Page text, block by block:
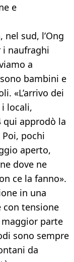
e
sud, l’Ong
i naufraghi
a
bambini e
«L’arrivo dei
locali,
qui approdò la
pochi
aperto,
dove ne
ce la fanno».
in una
con tensione
maggior parte
sono sempre
da